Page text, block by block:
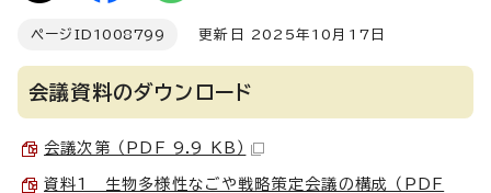
ページID 1008799 更新日 2025年10月17日
会議資料のダウンロード
会議次第 （PDF 9.9 KB）
資料1 生物多様性なごや戦略策定会議の構成 （PDF